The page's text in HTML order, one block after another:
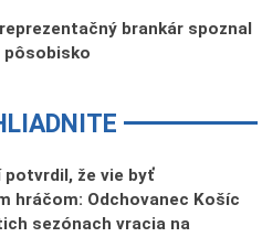
brankár spoznal
pôsobisko
potvrdil, že vie byť
hráčom: Odchovanec Košíc
sezónach vracia na